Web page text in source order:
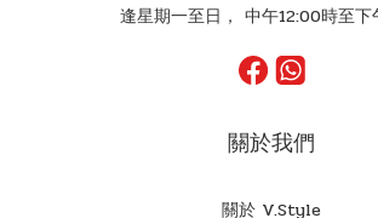
逢星期一至日， 中午12:00時至下
關於我們
關於 V.Style